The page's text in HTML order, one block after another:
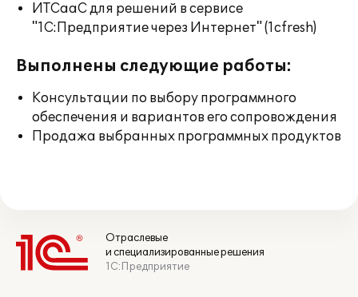
ИТСааС для решений в сервисе
"1С:Предприятие через Интернет" (1cfresh)
Выполнены следующие работы:
Консультации по выбору программного
обеспечения и вариантов его сопровождения
Продажа выбранных программных продуктов
Отраслевые
и специализированные решения
1С:Предприятие